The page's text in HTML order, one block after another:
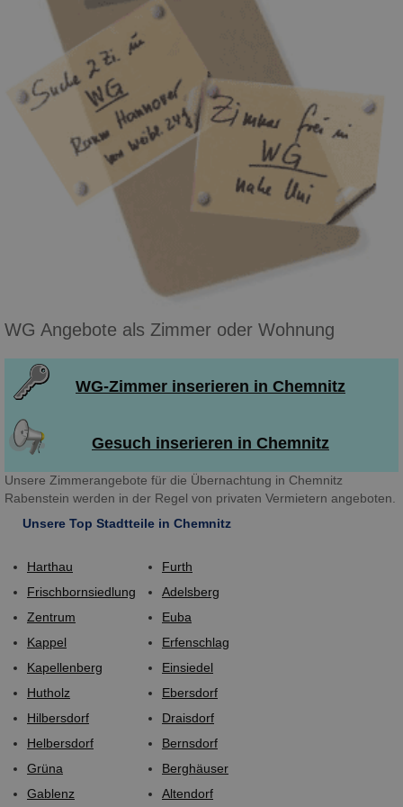
WG Angebote als Zimmer oder Wohnung
WG-Zimmer inserieren in Chemnitz
Gesuch inserieren in Chemnitz
Unsere Zimmerangebote für die Übernachtung in Chemnitz
Rabenstein werden in der Regel von privaten Vermietern angeboten.
Unsere Top Stadtteile in Chemnitz
Harthau
Frischbornsiedlung
Zentrum
Kappel
Kapellenberg
Hutholz
Hilbersdorf
Helbersdorf
Grüna
Gablenz
Furth
Adelsberg
Euba
Erfenschlag
Einsiedel
Ebersdorf
Draisdorf
Bernsdorf
Berghäuser
Altendorf